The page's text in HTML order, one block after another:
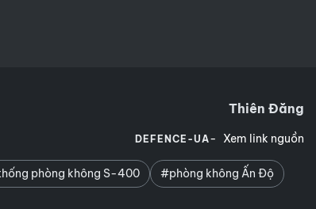
Thiên Đăng
DEFENCE-UA Xem link nguồn
phòng không S-400 #phòng không Ấn Độ